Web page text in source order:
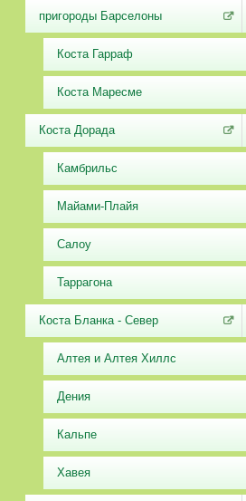
пригороды Барселоны
Коста Гарраф
Коста Маресме
Коста Дорада
Камбрильс
Майами-Плайя
Салоу
Таррагона
Коста Бланка - Север
Алтея и Алтея Хиллс
Дения
Кальпе
Хавея